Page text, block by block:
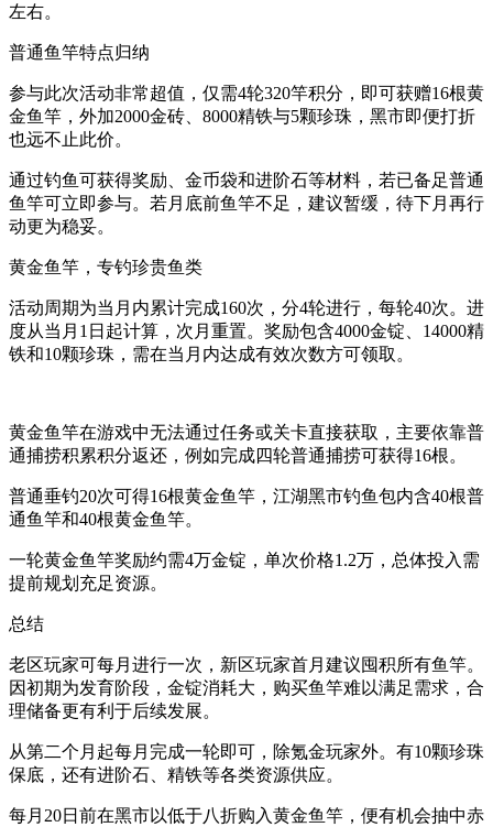
左右。
普通鱼竿特点归纳
参与此次活动非常超值，仅需4轮320竿积分，即可获赠16根黄
金鱼竿，外加2000金砖、8000精铁与5颗珍珠，黑市即便打折
也远不止此价。
通过钓鱼可获得奖励、金币袋和进阶石等材料，若已备足普通
鱼竿可立即参与。若月底前鱼竿不足，建议暂缓，待下月再行
动更为稳妥。
黄金鱼竿，专钓珍贵鱼类
活动周期为当月内累计完成160次，分4轮进行，每轮40次。进
度从当月1日起计算，次月重置。奖励包含4000金锭、14000精
铁和10颗珍珠，需在当月内达成有效次数方可领取。
黄金鱼竿在游戏中无法通过任务或关卡直接获取，主要依靠普
通捕捞积累积分返还，例如完成四轮普通捕捞可获得16根。
普通垂钓20次可得16根黄金鱼竿，江湖黑市钓鱼包内含40根普
通鱼竿和40根黄金鱼竿。
一轮黄金鱼竿奖励约需4万金锭，单次价格1.2万，总体投入需
提前规划充足资源。
总结
老区玩家可每月进行一次，新区玩家首月建议囤积所有鱼竿。
因初期为发育阶段，金锭消耗大，购买鱼竿难以满足需求，合
理储备更有利于后续发展。
从第二个月起每月完成一轮即可，除氪金玩家外。有10颗珍珠
保底，还有进阶石、精铁等各类资源供应。
每月20日前在黑市以低于八折购入黄金鱼竿，便有机会抽中赤